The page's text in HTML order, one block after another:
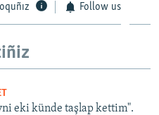
Follow us
eki künde taşlap kettim".